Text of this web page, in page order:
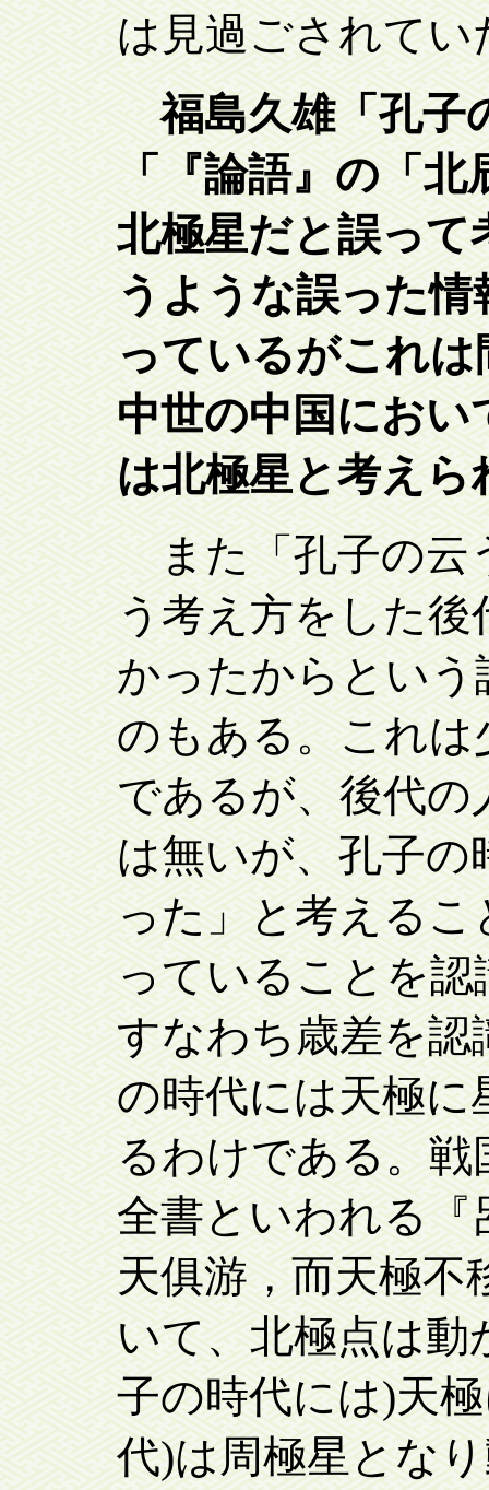
は見過ごされて
福島久雄「孔子
「『論語』の「
北極星だと誤っ
うような誤った
っているがこれ
中世の中国におい
は北極星と考えら
また「孔子の云
う考え方をした
かったからとい
のもある。これ
であるが、後代
は無いが、孔子
った」と考える
っていることを
すなわち歳差を
の時代には天極
るわけである。
全書といわれる『
天俱游，而天極不
いて、北極点は
子の時代には)天
代)は周極星とな